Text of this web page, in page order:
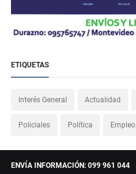
ETIQUETAS
Interés General Actualidad
Policiales Política Empleo
ENVÍA INFORMACIÓN: 099 961 044